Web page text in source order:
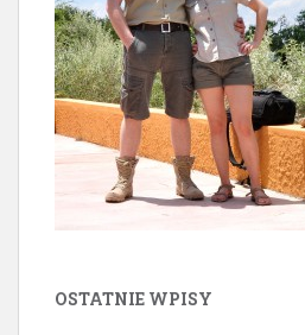
OSTATNIE WPISY